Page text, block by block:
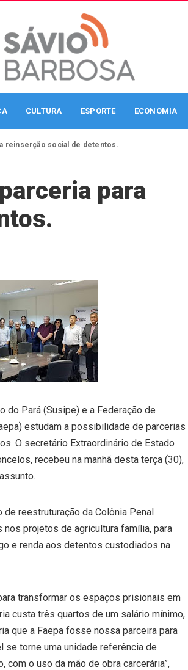
CULTURA ESPORTE ECONOMIA
reinserção social de detentos.
para
do Pará (Susipe) e a Federação de
estudam a possibilidade de parcerias
O secretário Extraordinário de Estado
recebeu na manhã desta terça (30),
reestruturação da Colônia Penal
projetos de agricultura família, para
e renda aos detentos custodiados na
transformar os espaços prisionais em
custa três quartos de um salário mínimo,
que a Faepa fosse nossa parceira para
se torne uma unidade referência de
com o uso da mão de obra carcerária”,